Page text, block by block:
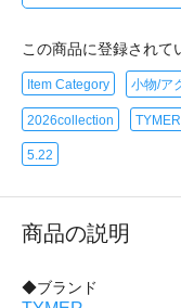
この商品に登録されて
Item Category 小物/ア
2026collection TYMER
5.22
商品の説明
◆ブランド